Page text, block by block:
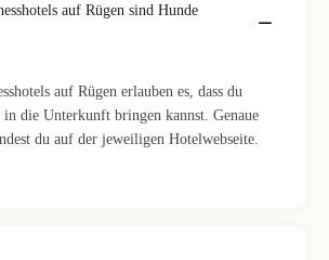
auf Rügen sind Hunde
auf Rügen erlauben es, dass du
die Unterkunft bringen kannst. Genaue
du auf der jeweiligen Hotelwebseite.